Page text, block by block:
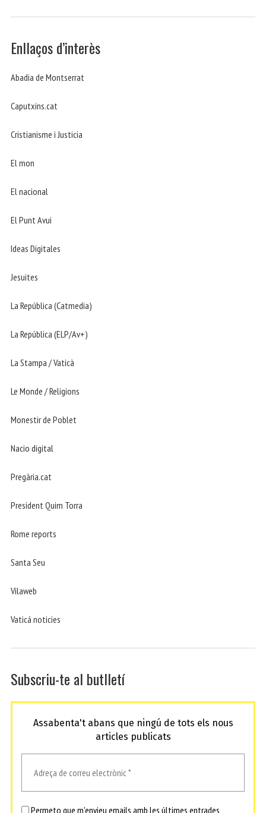
Enllaços d’interès
Abadia de Montserrat
Caputxins.cat
Cristianisme i Justicia
El mon
El nacional
El Punt Avui
Ideas Digitales
Jesuites
La República (Catmedia)
La República (ELP/Av+)
La Stampa / Vaticà
Le Monde / Religions
Monestir de Poblet
Nacio digital
Pregària.cat
President Quim Torra
Rome reports
Santa Seu
Vilaweb
Vaticá noticies
Subscriu-te al butlletí
Assabenta't abans que ningú de tots els nous
articles publicats
Permeto que m'envieu emails amb les últimes entrades